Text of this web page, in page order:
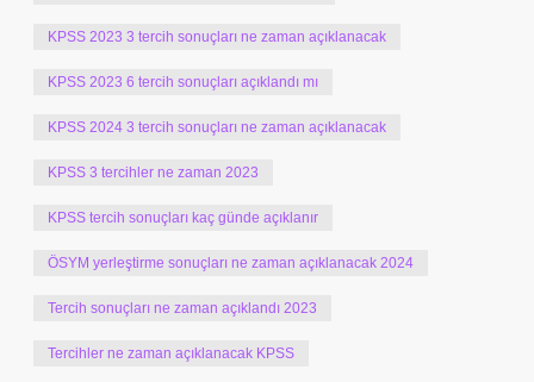
KPSS 2023 3 tercih sonuçları ne zaman açıklanacak
KPSS 2023 6 tercih sonuçları açıklandı mı
KPSS 2024 3 tercih sonuçları ne zaman açıklanacak
KPSS 3 tercihler ne zaman 2023
KPSS tercih sonuçları kaç günde açıklanır
ÖSYM yerleştirme sonuçları ne zaman açıklanacak 2024
Tercih sonuçları ne zaman açıklandı 2023
Tercihler ne zaman açıklanacak KPSS